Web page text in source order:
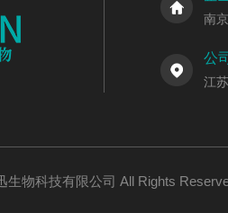
南
公
江
生物科技有限公司 All Rights